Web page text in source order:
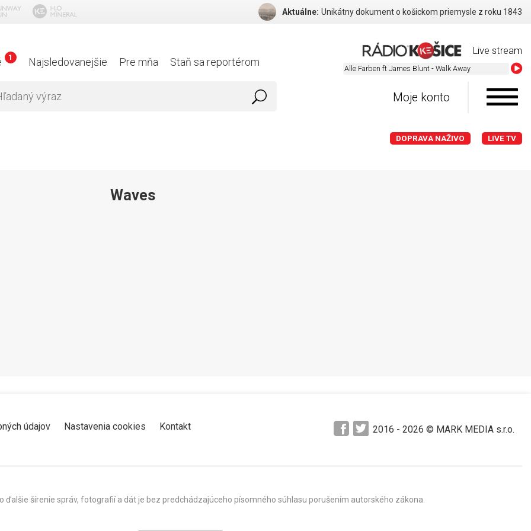
Aktuálne: Unikátny dokument o košickom priemysle z roku 1843
Live stream
Alle
1 Najsledovanejšie Pre mňa Staň sa reportérom
Moje konto
DOPRAVA NAŽIVO LIVE TV
Waves
údajov Nastavenia cookies Kontakt 2016 - 2026 © MARK MEDIA s.r.o.
ďalšie šírenie správ, fotografií a dát je bez predchádzajúceho písomného súhlasu porušením autorského zákona.